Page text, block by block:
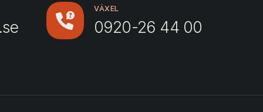
VÄXEL
0920-26 44 00